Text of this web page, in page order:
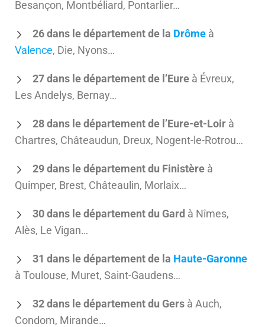
Besançon, Montbéliard, Pontarlier…
26 dans le département de la Drôme à
Valence, Die, Nyons…
27 dans le département de l’Eure à Évreux,
Les Andelys, Bernay…
28 dans le département de l’Eure-et-Loir à
Chartres, Châteaudun, Dreux, Nogent-le-Rotrou…
29 dans le département du Finistère à
Quimper, Brest, Châteaulin, Morlaix…
30 dans le département du Gard à Nîmes,
Alès, Le Vigan…
31 dans le département de la Haute-Garonne
à Toulouse, Muret, Saint-Gaudens…
32 dans le département du Gers à Auch,
Condom, Mirande…